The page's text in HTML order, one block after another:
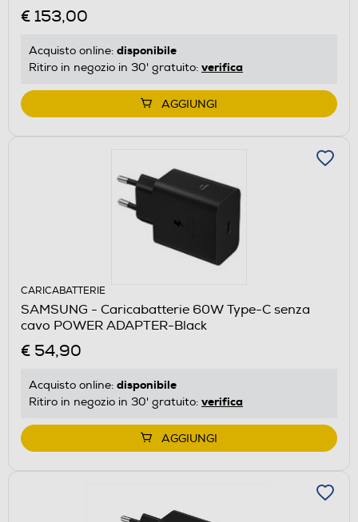
€ 153,00
Acquisto online: disponibile
Ritiro in negozio in 30' gratuito: verifica
AGGIUNGI
CARICABATTERIE
SAMSUNG - Caricabatterie 60W Type-C senza
cavo POWER ADAPTER-Black
€ 54,90
Acquisto online: disponibile
Ritiro in negozio in 30' gratuito: verifica
AGGIUNGI